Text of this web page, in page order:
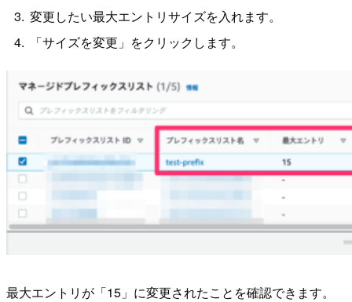
変更したい最大エントリサイズを入れます。
「サイズを変更」をクリックします。
最大エントリが「15」に変更されたことを確認できます。